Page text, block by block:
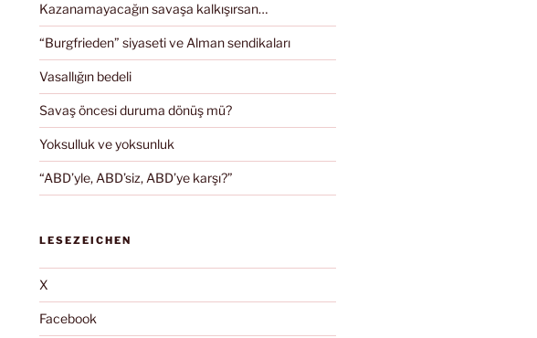
Kazanamayacağın savaşa kalkışırsan…
“Burgfrieden” siyaseti ve Alman sendikaları
Vasallığın bedeli
Savaş öncesi duruma dönüş mü?
Yoksulluk ve yoksunluk
“ABD’yle, ABD’siz, ABD’ye karşı?”
LESEZEICHEN
X
Facebook